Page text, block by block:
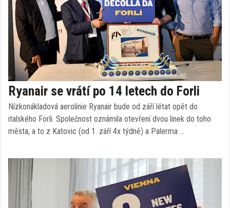
Ryanair se vrátí po 14 letech do Forli
Nízkonákladová aerolinie Ryanair bude od září létat opět do
italského Forli. Společnost oznámila otevření dvou linek do toho
města, a to z Katovic (od 1. září 4x týdně) a Palerma …